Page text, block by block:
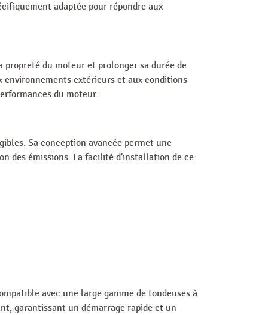
adaptée pour répondre aux
du moteur et prolonger sa durée de
extérieurs et aux conditions
du moteur.
Sa conception avancée permet une
des émissions. La facilité d'installation de ce
avec une large gamme de tondeuses à
garantissant un démarrage rapide et un